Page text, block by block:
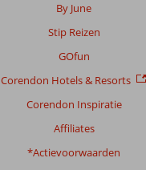
By June
Stip Reizen
GOfun
Corendon Hotels & Resorts
Corendon Inspiratie
Affiliates
*Actievoorwaarden